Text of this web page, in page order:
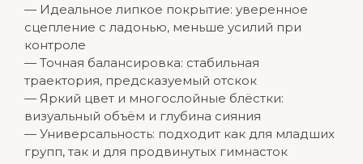
— Идеальное липкое покрытие: уверенное
сцепление с ладонью, меньше усилий при
контроле
— Точная балансировка: стабильная
траектория, предсказуемый отскок
— Яркий цвет и многослойные блёстки:
визуальный объём и глубина сияния
— Универсальность: подходит как для младших
групп, так и для продвинутых гимнасток